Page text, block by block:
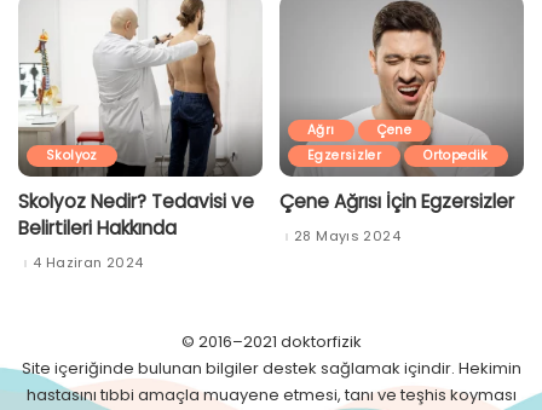
Skolyoz
Skolyoz Nedir? Tedavisi ve
Belirtileri Hakkında
4 Haziran 2024
Ağrı
Çene
Egzersizler
Ortopedik
Çene Ağrısı İçin Egzersizler
28 Mayıs 2024
© 2016–2021 doktorfizik
Site içeriğinde bulunan bilgiler destek sağlamak içindir. Hekimin
hastasını tıbbi amaçla muayene etmesi, tanı ve teşhis koyması